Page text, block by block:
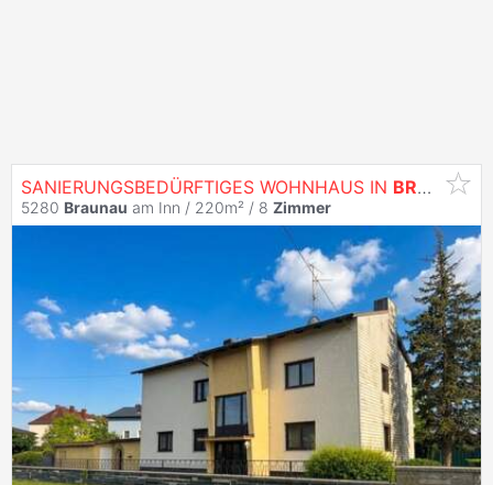
SANIERUNGSBEDÜRFTIGES WOHNHAUS IN BRAUNAU
5280 Braunau am Inn / 220m² / 8 Zimmer